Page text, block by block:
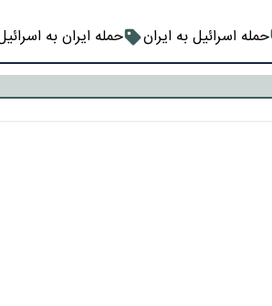
حمله اسرائیل به ایران حمله ایران به